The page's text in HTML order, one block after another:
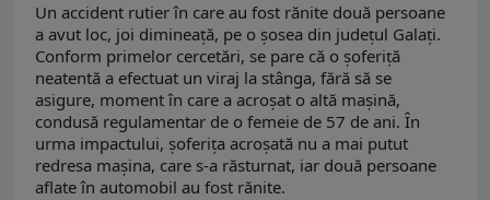
Un accident rutier în care au fost rănite două persoane
a avut loc, joi dimineață, pe o șosea din județul Galați.
Conform primelor cercetări, se pare că o șoferiță
neatentă a efectuat un viraj la stânga, fără să se
asigure, moment în care a acroșat o altă mașină,
condusă regulamentar de o femeie de 57 de ani. În
urma impactului, șoferița acroșată nu a mai putut
redresa mașina, care s-a răsturnat, iar două persoane
aflate în automobil au fost rănite.